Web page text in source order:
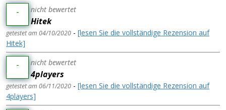
- nicht bewertet
Hitek
getestet am 04/10/2020 - [lesen Sie die vollständige Rezension auf
Hitek]
- nicht bewertet
4players
getestet am 06/11/2020 - [lesen Sie die vollständige Rezension auf
4players]